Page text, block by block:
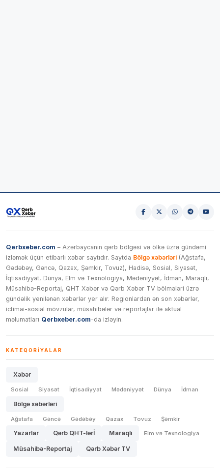
Qerbxeber.com – Azərbaycanın qərb bölgəsi və ölkə üzrə gündəmi
izləmək üçün etibarlı xəbər saytıdır. Saytda Bölgə xəbərləri (Ağstafa,
Gədəbəy, Gəncə, Qazax, Şəmkir, Tovuz), Hadisə, Sosial, Siyasət,
İqtisadiyyat, Dünya, Elm və Texnologiya, Mədəniyyət, İdman, Maraqlı,
Müsahibə-Reportaj, QHT Xəbər və Qərb Xəbər TV bölmələri üzrə
gündəlik yenilənən xəbərlər yer alır. Regionlardan ən son xəbərlər,
ictimai-sosial mövzular, müsahibələr və reportajlar ilə aktual
məlumatları Qerbxeber.com-da izləyin.
KATEQORIYALAR
Xəbər
Sosial Siyasət İqtisadiyyat Mədəniyyət Dünya İdman
Bölgə xəbərləri
Ağstafa Gəncə Gədəbəy Qazax Tovuz Şəmkir
Yazarlar Qərb QHT-lərİ Maraqlı Elm və Texnologiya
Müsahibə-Reportaj Qərb Xəbər TV